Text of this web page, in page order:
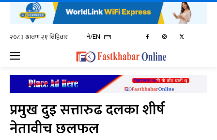
ने/EN
प्रमुख दुइ सत्तारुढ दलका शीर्ष
नेतावीच छलफल